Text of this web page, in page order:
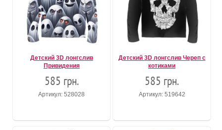
Детский 3D лонгслив
Привидения
585 грн.
Артикул: 528028
Детский 3D лонгслив Череп с
котиками
585 грн.
Артикул: 519642